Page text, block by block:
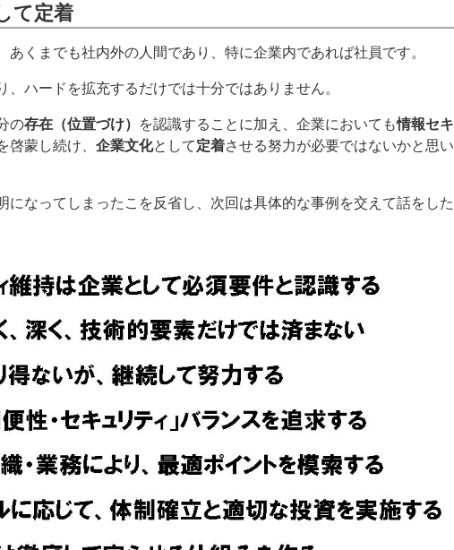
て定着
あくまでも社内外の人間であり、特に企業内であれば社員です。
、ハードを拡充するだけでは十分ではありません。
の存在（位置づけ） を認識することに加え、企業においても情報セキ
啓蒙し続け、 企業文化として定着させる努力が必要ではないかと思い
になってしまったこを反省し、次回は具体的な事例を交えて話をした